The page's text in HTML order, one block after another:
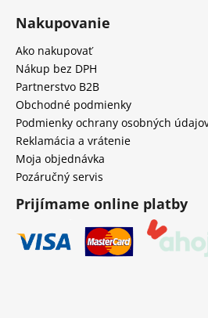
Nakupovanie
Ako nakupovať
Nákup bez DPH
Partnerstvo B2B
Obchodné podmienky
Podmienky ochrany osobných
Reklamácia a vrátenie
Moja objednávka
Pozáručný servis
Prijímame online platby